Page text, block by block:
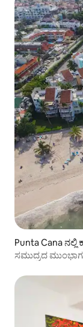
Punta Cana
ಸಮುದ್ರದ